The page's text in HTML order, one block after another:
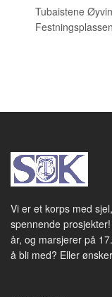
Tubaistene
Festningsplassen
Vi er et korps med
spennende
år, og marsjerer på
å bli med? Eller